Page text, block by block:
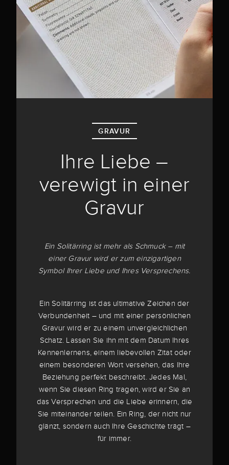
GRAVUR
Ihre Liebe –
verewigt in einer
Gravur
Ein Solitärring ist mehr als Schmuck – mit
einer Gravur wird er zum einzigartigen
Symbol Ihrer Liebe und Ihres Versprechens.
Ein Solitärring ist das ultimative Zeichen der
Verbundenheit – und mit einer persönlichen
Gravur wird er zu einem unvergleichlichen
Schatz. Lassen Sie ihn mit dem Datum Ihres
Kennenlernens, einem liebevollen Zitat oder
einem besonderen Wort versehen, das Ihre
Beziehung perfekt beschreibt. Jedes Mal,
wenn Sie diesen Ring tragen, wird er Sie an
das Versprechen und die Liebe erinnern, die
Sie miteinander teilen. Ein Ring, der nicht nur
glänzt, sondern auch Ihre Geschichte trägt –
für immer.